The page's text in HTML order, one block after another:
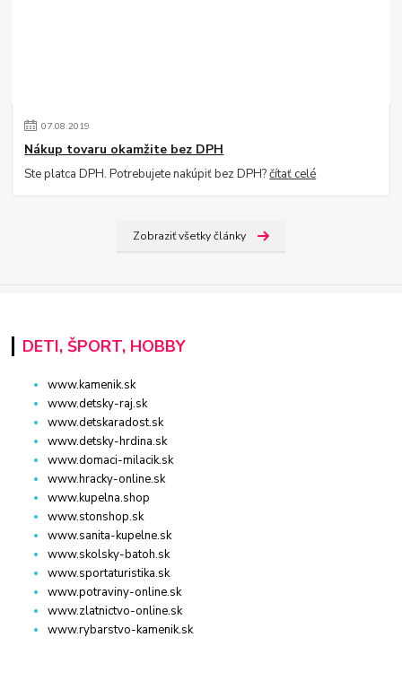
07.08.2019
Nákup tovaru okamžite bez DPH
Ste platca DPH. Potrebujete nakúpiť bez DPH?čítať celé
Zobraziť všetky články
DETI, ŠPORT, HOBBY
www.kamenik.sk
www.detsky-raj.sk
www.detskaradost.sk
www.detsky-hrdina.sk
www.domaci-milacik.sk
www.hracky-online.sk
www.kupelna.shop
www.stonshop.sk
www.sanita-kupelne.sk
www.skolsky-batoh.sk
www.sportaturistika.sk
www.potraviny-online.sk
www.zlatnictvo-online.sk
www.rybarstvo-kamenik.sk